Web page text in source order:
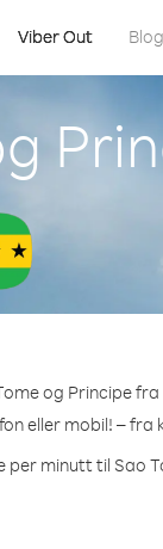
Viber Out
og Principe fra
eller mobil! – fra
minutt til Sao